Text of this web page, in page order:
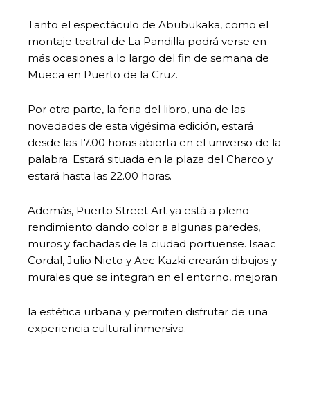
Tanto el espectáculo de Abubukaka, como el
montaje teatral de La Pandilla podrá verse en
más ocasiones a lo largo del fin de semana de
Mueca en Puerto de la Cruz.
Por otra parte, la feria del libro, una de las
novedades de esta vigésima edición, estará
desde las 17.00 horas abierta en el universo de la
palabra. Estará situada en la plaza del Charco y
estará hasta las 22.00 horas.
Además, Puerto Street Art ya está a pleno
rendimiento dando color a algunas paredes,
muros y fachadas de la ciudad portuense. Isaac
Cordal, Julio Nieto y Aec Kazki crearán dibujos y
murales que se integran en el entorno, mejoran
la estética urbana y permiten disfrutar de una
experiencia cultural inmersiva.